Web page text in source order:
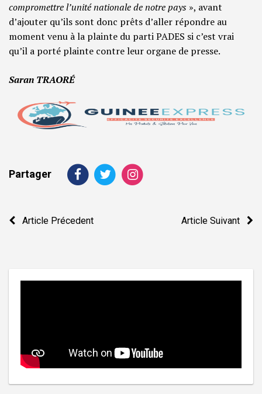
compromettre l’unité nationale de notre pays », avant
d’ajouter qu’ils sont donc prêts d’aller répondre au
moment venu à la plainte du parti PADES si c’est vrai
qu’il a porté plainte contre leur organe de presse.
Saran TRAORÉ
Partager
Navigation
Article Précedent Article Suivant